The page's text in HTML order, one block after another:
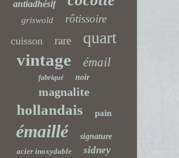
antiadhésif
griswold rôtissoire
cuisson rare quart
vintage émail
fabriqué noir
magnalite
hollandais pain
émaillé
signature
acier inoxydable
sidney